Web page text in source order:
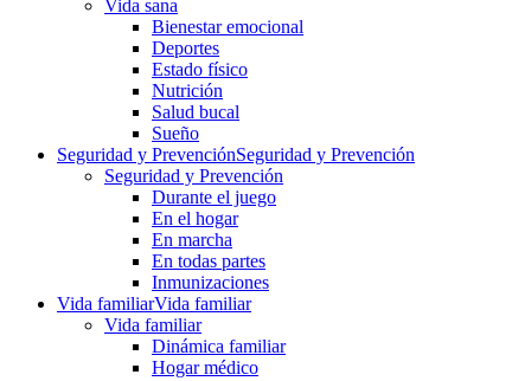
Vida sana
Bienestar emocional
Deportes
Estado físico
Nutrición
Salud bucal
Sueño
Seguridad y PrevenciónSeguridad y Prevención
Seguridad y Prevención
Durante el juego
En el hogar
En marcha
En todas partes
Inmunizaciones
Vida familiarVida familiar
Vida familiar
Dinámica familiar
Hogar médico